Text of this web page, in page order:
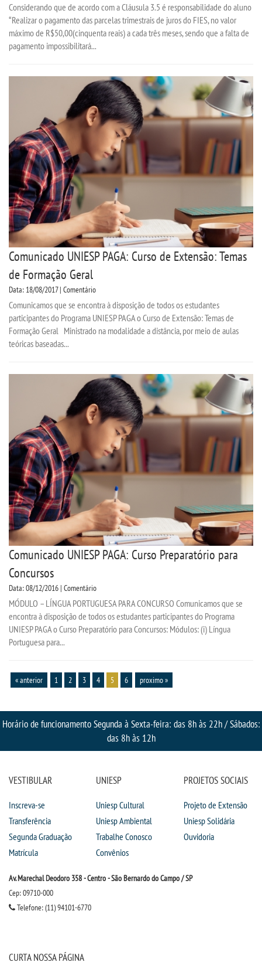
Considerando que de acordo com a Cláusula 3.5 é responsabilidade do aluno
“Realizar o pagamento das parcelas trimestrais de juros do FIES, no valor
máximo de R$50,00(cinquenta reais) a cada três meses, sendo que a falta de
pagamento impossibilitará...
Comunicado UNIESP PAGA: Curso de Extensão: Temas
de Formação Geral
Data: 18/08/2017 | Comentário
Comunicamos que se encontra à disposição de todos os estudantes
participantes do Programa UNIESP PAGA o Curso de Extensão: Temas de
Formação Geral Ministrado na modalidade a distância, por meio de aulas
teóricas baseadas...
Comunicado UNIESP PAGA: Curso Preparatório para
Concursos
Data: 08/12/2016 | Comentário
MÓDULO – LÍNGUA PORTUGUESA PARA CONCURSO Comunicamos que se
encontra à disposição de todos os estudantes participantes do Programa
UNIESP PAGA o Curso Preparatório para Concursos: Módulos: (i) Língua
Portuguesa para...
« anterior 1 2 3 4 5 6 proximo »
Horário de funcionamento Segunda à Sexta-feira: das 8h às 22h / Sábados:
das 8h às 12h
VESTIBULAR
Inscreva-se
Transferência
Segunda Graduação
Matrícula
UNIESP
Uniesp Cultural
Uniesp Ambiental
Trabalhe Conosco
Convênios
PROJETOS SOCIAIS
Projeto de Extensão
Uniesp Solidária
Ouvidoria
Av. Marechal Deodoro 358 - Centro - São Bernardo do Campo / SP
Cep: 09710-000
Telefone: (11) 94101-6770
CURTA NOSSA PÁGINA